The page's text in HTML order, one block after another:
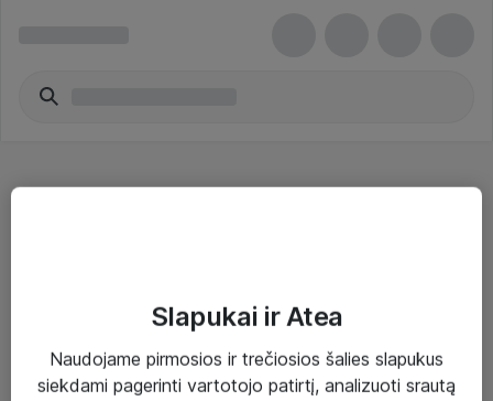
Sprendimai ir paslaugos
Slapukai ir Atea
Naudojame pirmosios ir trečiosios šalies slapukus
siekdami pagerinti vartotojo patirtį, analizuoti srautą